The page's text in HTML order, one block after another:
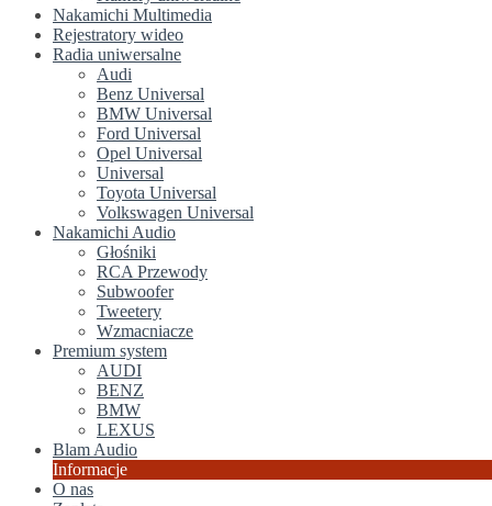
Nakamichi Multimedia
Rejestratory wideo
Radia uniwersalne
Audi
Benz Universal
BMW Universal
Ford Universal
Opel Universal
Universal
Toyota Universal
Volkswagen Universal
Nakamichi Audio
Głośniki
RCA Przewody
Subwoofer
Tweetery
Wzmacniacze
Premium system
AUDI
BENZ
BMW
LEXUS
Blam Audio
Informacje
O nas